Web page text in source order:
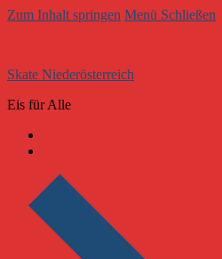
Zum Inhalt springen Menü Schließen
Skate Niederösterreich
Eis für Alle